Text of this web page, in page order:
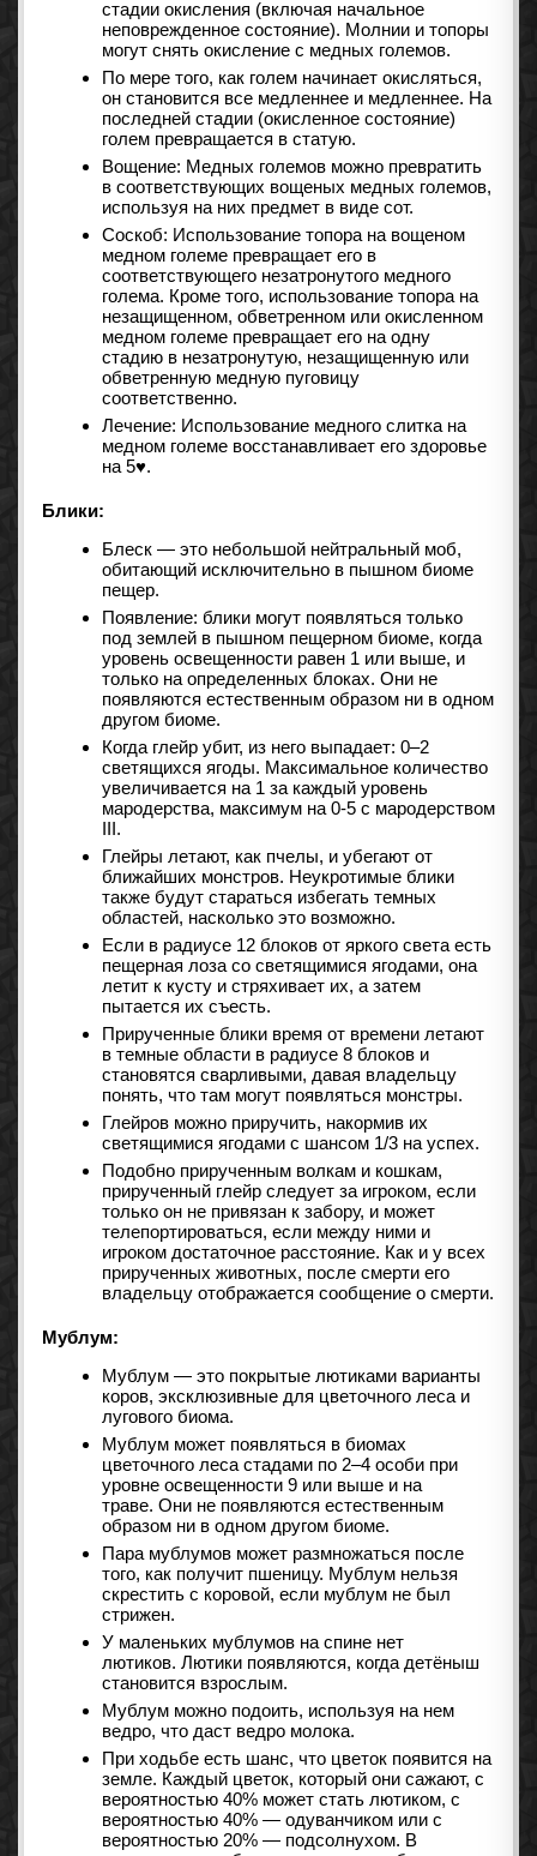
стадии окисления (включая начальное
неповрежденное состояние). Молнии и топоры
могут снять окисление с медных големов.
По мере того, как голем начинает окисляться,
он становится все медленнее и медленнее. На
последней стадии (окисленное состояние)
голем превращается в статую.
Вощение: Медных големов можно превратить
в соответствующих вощеных медных големов,
используя на них предмет в виде сот.
Соскоб: Использование топора на вощеном
медном големе превращает его в
соответствующего незатронутого медного
голема. Кроме того, использование топора на
незащищенном, обветренном или окисленном
медном големе превращает его на одну
стадию в незатронутую, незащищенную или
обветренную медную пуговицу
соответственно.
Лечение: Использование медного слитка на
медном големе восстанавливает его здоровье
на 5♥.
Блики:
Блеск — это небольшой нейтральный моб,
обитающий исключительно в пышном биоме
пещер.
Появление: блики могут появляться только
под землей в пышном пещерном биоме, когда
уровень освещенности равен 1 или выше, и
только на определенных блоках. Они не
появляются естественным образом ни в одном
другом биоме.
Когда глейр убит, из него выпадает: 0–2
светящихся ягоды. Максимальное количество
увеличивается на 1 за каждый уровень
мародерства, максимум на 0-5 с мародерством
III.
Глейры летают, как пчелы, и убегают от
ближайших монстров. Неукротимые блики
также будут стараться избегать темных
областей, насколько это возможно.
Если в радиусе 12 блоков от яркого света есть
пещерная лоза со светящимися ягодами, она
летит к кусту и стряхивает их, а затем
пытается их съесть.
Прирученные блики время от времени летают
в темные области в радиусе 8 блоков и
становятся сварливыми, давая владельцу
понять, что там могут появляться монстры.
Глейров можно приручить, накормив их
светящимися ягодами с шансом 1/3 на успех.
Подобно прирученным волкам и кошкам,
прирученный глейр следует за игроком, если
только он не привязан к забору, и может
телепортироваться, если между ними и
игроком достаточное расстояние. Как и у всех
прирученных животных, после смерти его
владельцу отображается сообщение о смерти.
Мублум:
Мублум — это покрытые лютиками варианты
коров, эксклюзивные для цветочного леса и
лугового биома.
Мублум может появляться в биомах
цветочного леса стадами по 2–4 особи при
уровне освещенности 9 или выше и на
траве. Они не появляются естественным
образом ни в одном другом биоме.
Пара мублумов может размножаться после
того, как получит пшеницу. Мублум нельзя
скрестить с коровой, если мублум не был
стрижен.
У маленьких мублумов на спине нет
лютиков. Лютики появляются, когда детёныш
становится взрослым.
Мублум можно подоить, используя на нем
ведро, что даст ведро молока.
При ходьбе есть шанс, что цветок появится на
земле. Каждый цветок, который они сажают, с
вероятностью 40% может стать лютиком, с
вероятностью 40% — одуванчиком или с
вероятностью 20% — подсолнухом. В